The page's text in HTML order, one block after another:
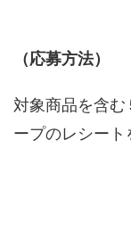
（応募方法）
対象商品を含
ープのレシート